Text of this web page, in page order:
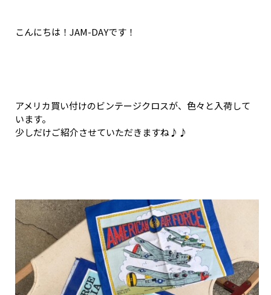
こんにちは！JAM-DAYです！
アメリカ買い付けのビンテージクロスが、色々と入荷して
います。
少しだけご紹介させていただきますね♪♪